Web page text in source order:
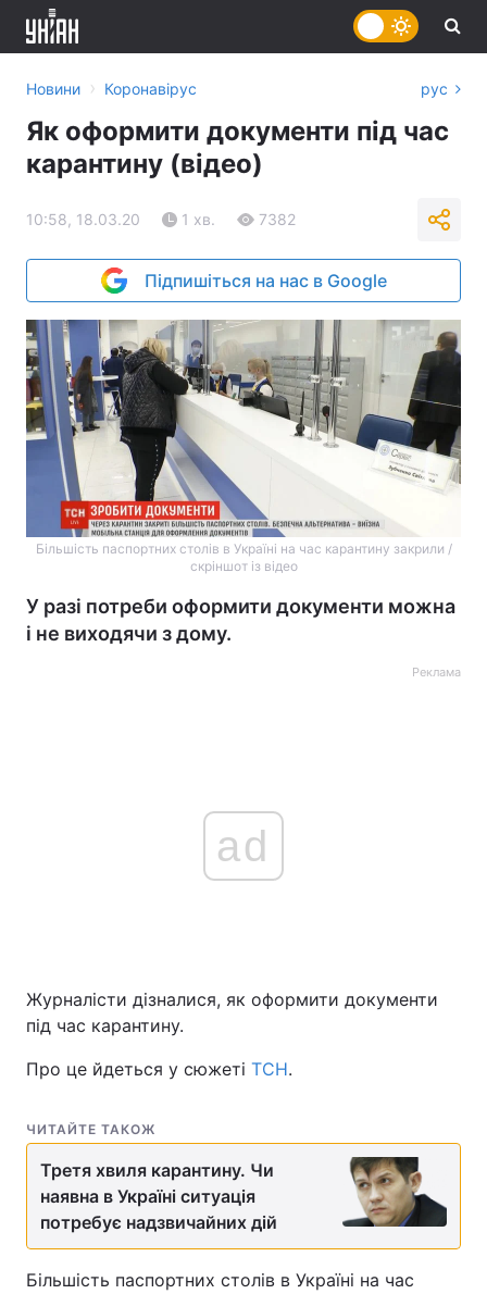
Головна Війна
Економіка Світ
Новини › Коронавірус рус
Як оформити документи під час
карантину (відео)
10:58, 18.03.20 1 хв. 7382
Підпишіться на нас в Google
Більшість паспортних столів в Україні на час карантину закрили /
скріншот із відео
У разі потреби оформити документи можна
і не виходячи з дому.
Реклама
ad
Журналісти дізналися, як оформити документи
під час карантину.
Про це йдеться у сюжеті ТСН.
ЧИТАЙТЕ ТАКОЖ
Третя хвиля карантину. Чи
наявна в Україні ситуація
потребує надзвичайних дій
Більшість паспортних столів в Україні на час